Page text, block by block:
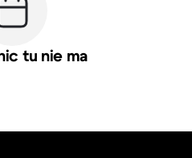
tu nie ma